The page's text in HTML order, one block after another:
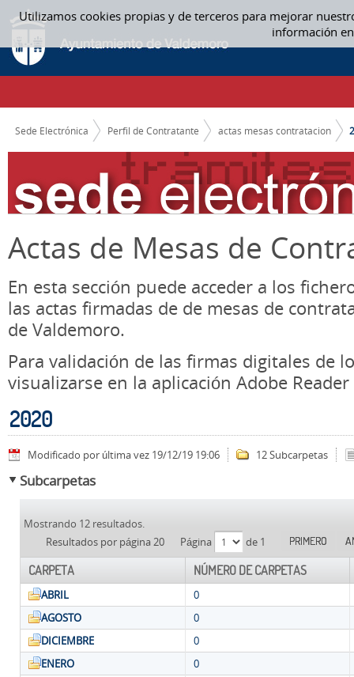
Utilizamos cookies propias y de terceros para mejorar
información
Saltar al contenido
2020 - ACTAS MESAS CONTRATACION
CAMINO DE MIGAS
Sede Electrónica Perfil de Contratante actas mesas contratacion
Actas de Mesas de
En esta sección puede acceder a los
las actas firmadas de de mesas de
de Valdemoro.
Para validación de las firmas digitales de
visualizarse en la aplicación Adobe Reader
2020
Modificado por última vez 19/12/19 19:06 12 Subcarpetas
Subcarpetas
Mostrando 12 resultados.
Resultados por página 20
Página de 1 PRIMERO
CARPETA NÚMERO DE CARPETAS
ABRIL
0
AGOSTO
0
DICIEMBRE
0
ENERO
0